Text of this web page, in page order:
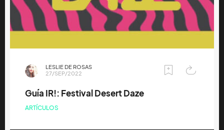
LESLIE DE ROSAS
27/SEP/2022
Guía IR!: Festival Desert Daze
ARTÍCULOS